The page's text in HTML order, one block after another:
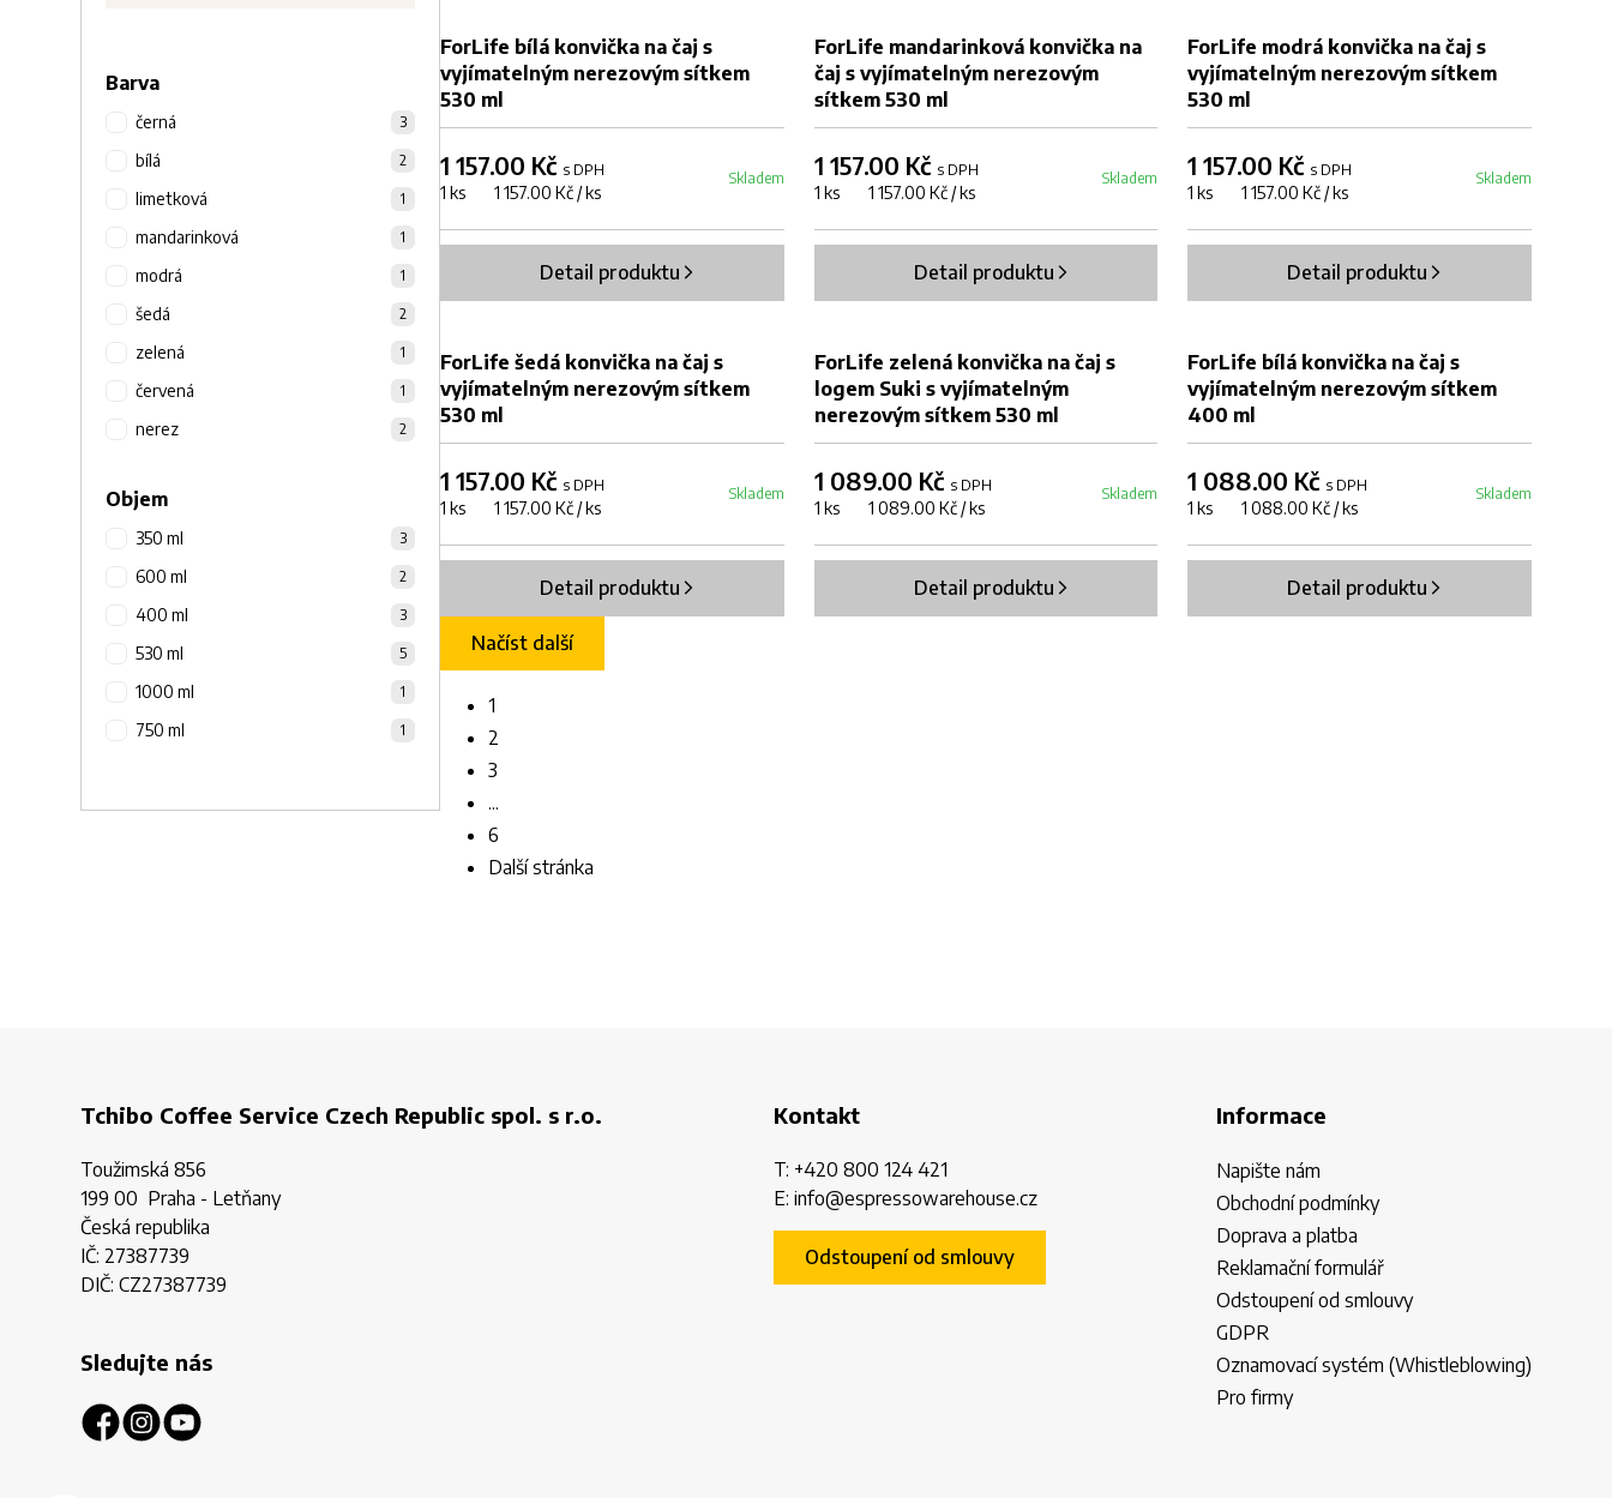
Barva
černá 3
bílá 2
limetková 1
mandarinková 1
modrá 1
šedá 2
zelená 1
červená 1
nerez 2
Objem
350 ml 3
600 ml 2
400 ml 3
530 ml 5
1000 ml 1
750 ml 1
ForLife bílá konvička na čaj s
vyjímatelným nerezovým sítkem
530 ml
1 157.00 Kč s DPH
1 ks 1 157.00 Kč / ks
Skladem
Detail produktu
ForLife mandarinková konvička na
čaj s vyjímatelným nerezovým
sítkem 530 ml
1 157.00 Kč s DPH
1 ks 1 157.00 Kč / ks
Skladem
Detail produktu
ForLife modrá konvička na čaj s
vyjímatelným nerezovým sítkem
530 ml
1 157.00 Kč s DPH
1 ks 1 157.00 Kč / ks
Skladem
Detail produktu
ForLife šedá konvička na čaj s
vyjímatelným nerezovým sítkem
530 ml
1 157.00 Kč s DPH
1 ks 1 157.00 Kč / ks
Skladem
Detail produktu
DOPRODEJ
ForLife zelená konvička na čaj s
logem Suki s vyjímatelným
nerezovým sítkem 530 ml
1 089.00 Kč s DPH
1 ks 1 089.00 Kč / ks
Skladem
Detail produktu
ForLife bílá konvička na čaj s
vyjímatelným nerezovým sítkem
400 ml
1 088.00 Kč s DPH
1 ks 1 088.00 Kč / ks
Skladem
Detail produktu
Načíst další
1
2
3
...
6
Další stránka
Tchibo Coffee Service Czech Republic spol. s r.o.
Toužimská 856
199 00 Praha - Letňany
Česká republika
IČ: 27387739
DIČ: CZ27387739
Sledujte nás
Kontakt
T: +420 800 124 421
E: info@espressowarehouse.cz
Odstoupení od smlouvy
Informace
Napište nám
Obchodní podmínky
Doprava a platba
Reklamační formulář
Odstoupení od smlouvy
GDPR
Oznamovací systém (Whistleblowing)
Pro firmy